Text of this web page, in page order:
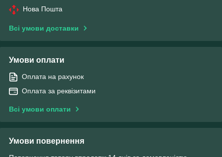
Нова Пошта
Всі умови доставки
Умови оплати
Оплата на рахунок
Оплата за реквізитами
Всі умови оплати
Умови повернення